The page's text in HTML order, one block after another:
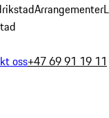
Arrangementer
oss+47 69 91 19 11